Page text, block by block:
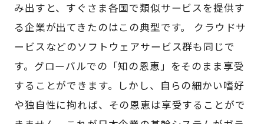
み出すと、すぐさま各国で類似サービスを提供す
る企業が出てきたのはこの典型です。 クラウドサ
ービスなどのソフトウェアサービス群も同じで
す。グローバルでの「知の恩恵」をそのまま享受
することができます。しかし、自らの細かい嗜好
や独自性に拘れば、その恩恵は享受することがで